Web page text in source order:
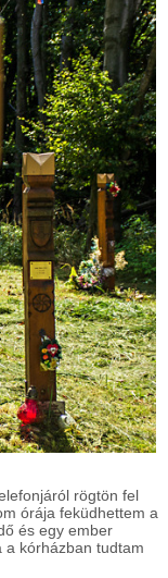
rögtön fel
órája feküdhettem a
és egy ember
a kórházban tudtam